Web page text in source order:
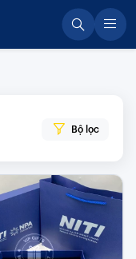
Bộ lọc